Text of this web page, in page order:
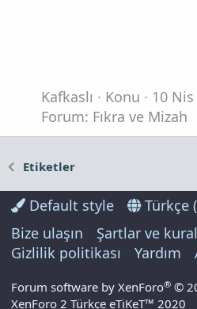
Kafkaslı Konu 10
Forum: Fıkra ve Mizah
Etiketler
Default style
Türkçe
Bize ulaşın
Şartlar ve
Gizlilik politikası
Yardım
Forum software by XenForo® ©
XenForo 2 Türkçe eTiKeT™ 2020